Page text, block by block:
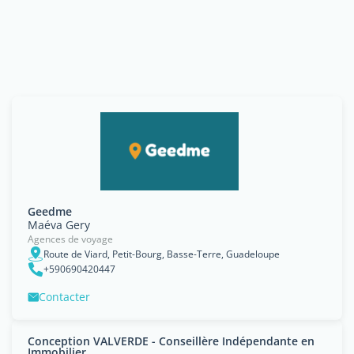
Geedme
Maéva Gery
Agences de voyage
Route de Viard, Petit-Bourg, Basse-Terre, Guadeloupe
+590690420447
Contacter
Conception VALVERDE - Conseillère Indépendante en